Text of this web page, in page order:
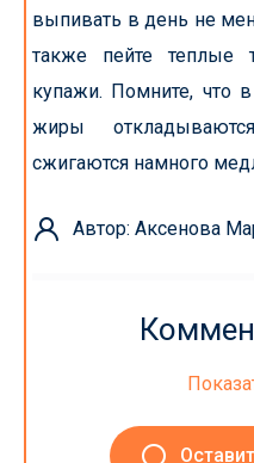
выпивать в день не
также пейте теплые
купажи. Помните, что
жиры
сжигаются намного
Автор: Аксенова